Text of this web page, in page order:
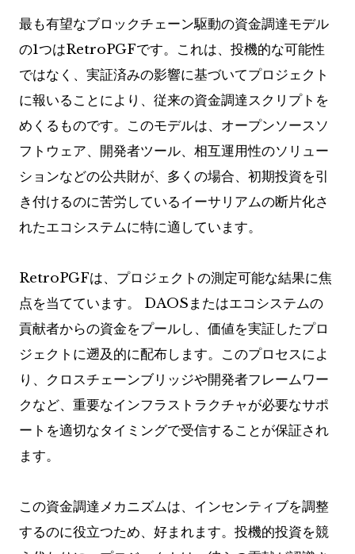
最も有望なブロックチェーン駆動の資金調達モデル
の1つはRetroPGFです。これは、投機的な可能性
ではなく、実証済みの影響に基づいてプロジェクト
に報いることにより、従来の資金調達スクリプトを
めくるものです。このモデルは、オープンソースソ
フトウェア、開発者ツール、相互運用性のソリュー
ションなどの公共財が、多くの場合、初期投資を引
き付けるのに苦労しているイーサリアムの断片化さ
れたエコシステムに特に適しています。
RetroPGFは、プロジェクトの測定可能な結果に焦
点を当てています。 DAOSまたはエコシステムの
貢献者からの資金をプールし、価値を実証したプロ
ジェクトに遡及的に配布します。このプロセスによ
り、クロスチェーンブリッジや開発者フレームワー
クなど、重要なインフラストラクチャが必要なサポ
ートを適切なタイミングで受信することが保証され
ます。
この資金調達メカニズムは、インセンティブを調整
するのに役立つため、好まれます。投機的投資を競